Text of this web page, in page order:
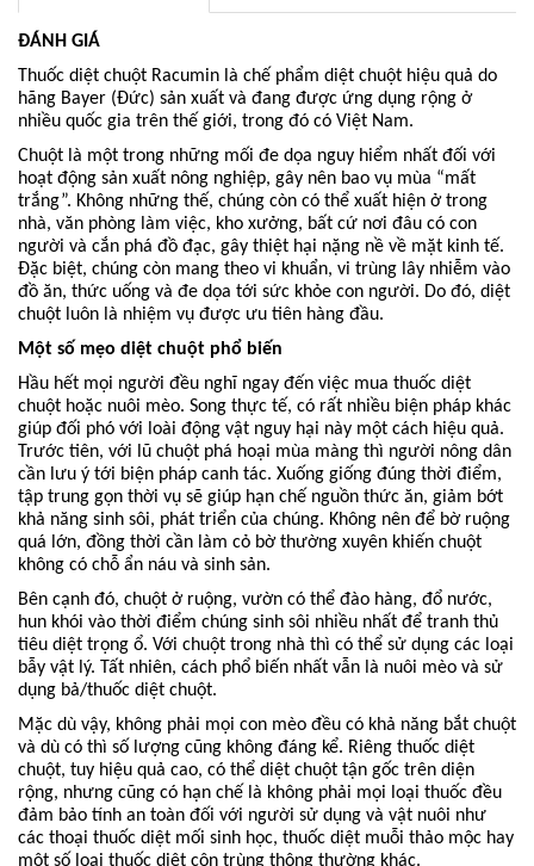
ĐÁNH GIÁ
Thuốc diệt chuột Racumin là chế phẩm diệt chuột hiệu quả do
hãng Bayer (Đức) sản xuất và đang được ứng dụng rộng ở
nhiều quốc gia trên thế giới, trong đó có Việt Nam.
Chuột là một trong những mối đe dọa nguy hiểm nhất đối với
hoạt động sản xuất nông nghiệp, gây nên bao vụ mùa “mất
trắng”. Không những thế, chúng còn có thể xuất hiện ở trong
nhà, văn phòng làm việc, kho xưởng, bất cứ nơi đâu có con
người và cắn phá đồ đạc, gây thiệt hại nặng nề về mặt kinh tế.
Đặc biệt, chúng còn mang theo vi khuẩn, vi trùng lây nhiễm vào
đồ ăn, thức uống và đe dọa tới sức khỏe con người. Do đó, diệt
chuột luôn là nhiệm vụ được ưu tiên hàng đầu.
Một số mẹo diệt chuột phổ biến
Hầu hết mọi người đều nghĩ ngay đến việc mua thuốc diệt
chuột hoặc nuôi mèo. Song thực tế, có rất nhiều biện pháp khác
giúp đối phó với loài động vật nguy hại này một cách hiệu quả.
Trước tiên, với lũ chuột phá hoại mùa màng thì người nông dân
cần lưu ý tới biện pháp canh tác. Xuống giống đúng thời điểm,
tập trung gọn thời vụ sẽ giúp hạn chế nguồn thức ăn, giảm bớt
khả năng sinh sôi, phát triển của chúng. Không nên để bờ ruộng
quá lớn, đồng thời cần làm cỏ bờ thường xuyên khiến chuột
không có chỗ ẩn náu và sinh sản.
Bên cạnh đó, chuột ở ruộng, vườn có thể đào hàng, đổ nước,
hun khói vào thời điểm chúng sinh sôi nhiều nhất để tranh thủ
tiêu diệt trọng ổ. Với chuột trong nhà thì có thể sử dụng các loại
bẫy vật lý. Tất nhiên, cách phổ biến nhất vẫn là nuôi mèo và sử
dụng bả/thuốc diệt chuột.
Mặc dù vậy, không phải mọi con mèo đều có khả năng bắt chuột
và dù có thì số lượng cũng không đáng kể. Riêng thuốc diệt
chuột, tuy hiệu quả cao, có thể diệt chuột tận gốc trên diện
rộng, nhưng cũng có hạn chế là không phải mọi loại thuốc đều
đảm bảo tính an toàn đối với người sử dụng và vật nuôi như
các thoại thuốc diệt mối sinh học, thuốc diệt muỗi thảo mộc hay
một số loại thuốc diệt côn trùng thông thường khác.